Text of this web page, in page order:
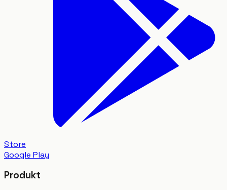
Store
Google Play
Produkt